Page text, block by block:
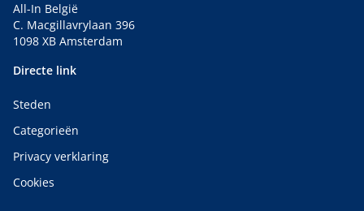
All-In België
C. Macgillavrylaan 396
1098 XB Amsterdam
Directe link
Steden
Categorieën
Privacy verklaring
Cookies